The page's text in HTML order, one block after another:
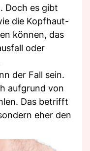
Doch es gibt
die Kopfhaut-
können, das
oder
der Fall sein.
aufgrund von
Das betrifft
eher den